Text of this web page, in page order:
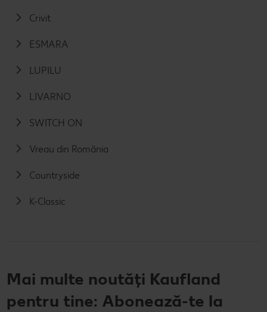
Crivit
ESMARA
LUPILU
LIVARNO
SWITCH ON
Vreau din România
Countryside
K-Classic
Mai multe noutăți Kaufland
pentru tine: Abonează-te la